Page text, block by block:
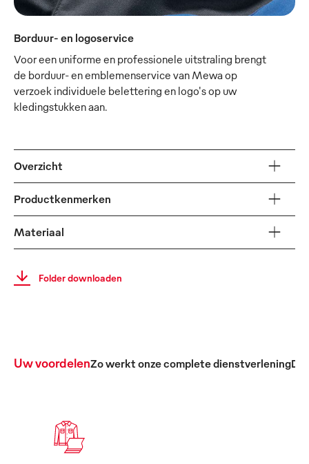
Borduur- en logoservice
Voor een uniforme en professionele uitstraling brengt
de borduur- en emblemenservice van Mewa op
verzoek individuele belettering en logo's op uw
kledingstukken aan.
Overzicht
Productkenmerken
Materiaal
Folder downloaden
Uw voordelenZo werkt onze complete dienstverleningDe